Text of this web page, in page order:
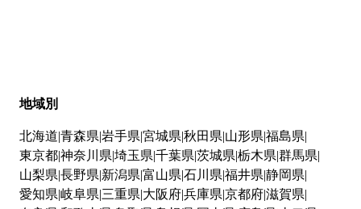
地域別
北海道 青森県 岩手県 宮城県 秋田県 山形県 福島県
東京都神奈川県 埼玉県 千葉県 茨城県 栃木県 群馬県
山梨県 長野県 新潟県 富山県 石川県 福井県 静岡県
愛知県 岐阜県 三重県 大阪府兵庫県 京都府滋賀県